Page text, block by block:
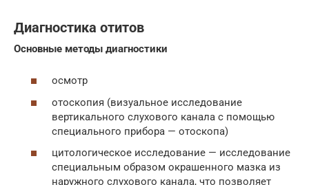
Диагностика отитов
Основные методы диагностики
осмотр
отоскопия (визуальное исследование
вертикального слухового канала с помощью
специального прибора — отоскопа)
цитологическое исследование — исследование
специальным образом окрашенного мазка из
наружного слухового канала, что позволяет